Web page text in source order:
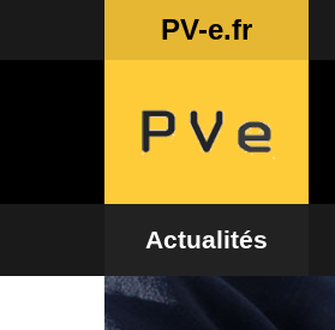
PV-e.fr
Actualités